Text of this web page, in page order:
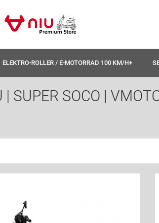
ELEKTRO-ROLLER / E-MOTORRAD 100 KM/H+
SUPER SOCO |